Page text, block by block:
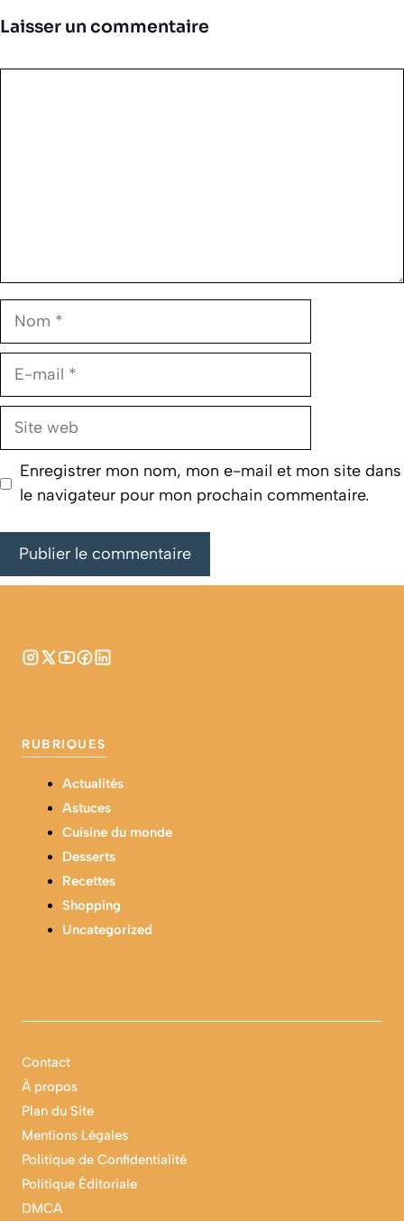
Laisser un commentaire
Nom
E-
Site
Enregistrer mon nom, mon e-mail et mon site dans
le navigateur pour mon prochain commentaire.
RUBRIQUES
Actualités
Astuces
Cuisine du monde
Desserts
Recettes
Shopping
Uncategorized
Contact
À propos
Plan du Site
Mentions Légales
Politique de Confidentialité
Politique Éditoriale
DMCA